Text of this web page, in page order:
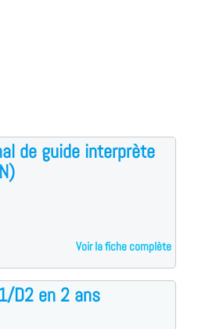
de guide interprète
Voir la fiche complète
D2 en 2 ans